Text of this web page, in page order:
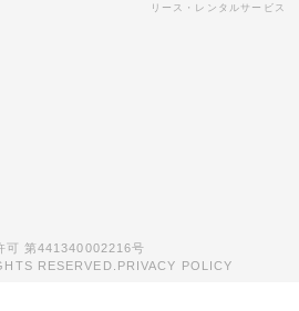
リース・レンタルサービス
可 第441340002216号
RESERVED. PRIVACY POLICY